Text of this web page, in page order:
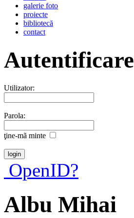
galerie foto
proiecte
bibliotecă
contact
Autentificare
Utilizator:
Parola:
ţine-mã minte
OpenID?
Albu Mihai